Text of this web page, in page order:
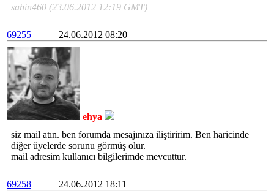
sahin460 (23.06.2012 12:19 GMT)
69255 24.06.2012 08:20
ehya
siz mail atın. ben forumda mesajınıza iliştiririm. Ben haricinde
diğer üyelerde sorunu görmüş olur.
mail adresim kullanıcı bilgilerimde mevcuttur.
69258
24.06.2012 18:11